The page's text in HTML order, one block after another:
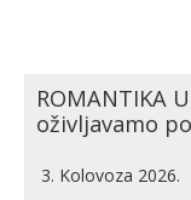
ROMANTIKA
oživljavamo
3. Kolovoza 2026.